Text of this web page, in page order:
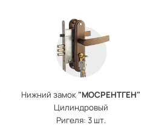
Нижний замок"МОСРЕНТГЕН"
Цилиндровый
Ригеля: 3 шт.